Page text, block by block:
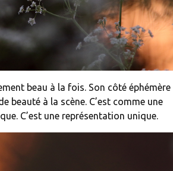
beau à la fois. Son côté éphémère
beauté à la scène. C’est comme une
C’est une représentation unique.